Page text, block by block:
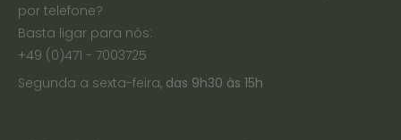
por telefone?
Basta ligar para nós:
+49 (0)471 - 7003725
Segunda a sexta-feira, das 9h30 às 15h